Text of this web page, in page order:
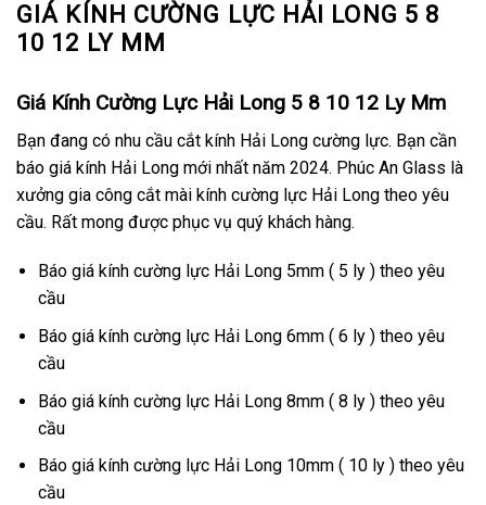
GIÁ KÍNH CƯỜNG LỰC HẢI LONG 5 8
10 12 LY MM
Giá Kính Cường Lực Hải Long 5 8 10 12 Ly Mm
Bạn đang có nhu cầu cắt kính Hải Long cường lực. Bạn cần
báo giá kính Hải Long mới nhất năm 2024. Phúc An Glass là
xưởng gia công cắt mài kính cường lực Hải Long theo yêu
cầu. Rất mong được phục vụ quý khách hàng.
Báo giá kính cường lực Hải Long 5mm ( 5 ly ) theo yêu
cầu
Báo giá kính cường lực Hải Long 6mm ( 6 ly ) theo yêu
cầu
Báo giá kính cường lực Hải Long 8mm ( 8 ly ) theo yêu
cầu
Báo giá kính cường lực Hải Long 10mm ( 10 ly ) theo yêu
cầu